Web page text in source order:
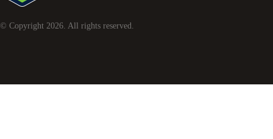
© Copyright 2026 . All rights reserved.